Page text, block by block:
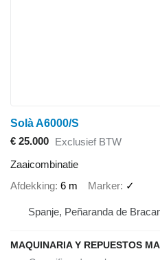
Solà A6000/S
€ 25.000 Exclusief BTW
Zaaicombinatie
Afdekking 6 m Marker ✓
Spanje, Peñaranda de
MAQUINARIA Y REPUESTOS